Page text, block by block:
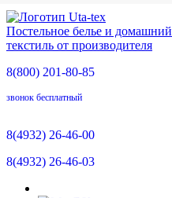
Доставка
О продукции
Новости
Контакты
Постельное белье и домашний
текстиль от производителя
8(800) 201-80-85
звонок бесплатный
8(4932) 26-46-00
8(4932) 26-46-03